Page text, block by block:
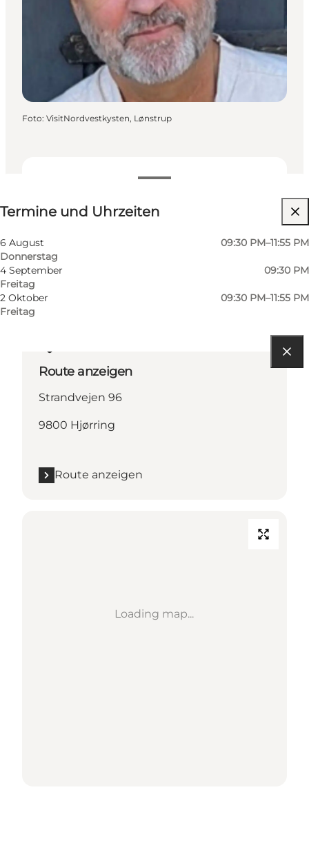
Termine und Uhrzeiten
Termine und Uhrzeiten
6 August
Donnerstag
09:30 PM–11:55 PM
4 September
Freitag
09:30 PM
2 Oktober
Freitag
09:30 PM–11:55 PM
Website besuchen
Foto: VisitNordvestkysten, Lønstrup
Route anzeigen
Strandvejen 96
9800 Hjørring
Route anzeigen
Loading map...